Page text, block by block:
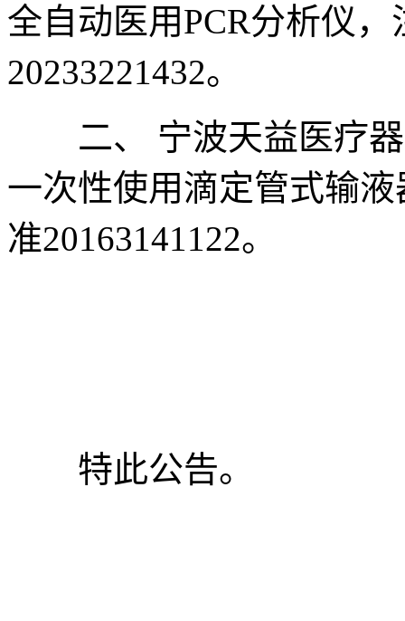
全自动医用PCR分析仪
20233221432。
二、 宁波天益医疗器
一次性使用滴定管式输
准20163141122。
特此公告。